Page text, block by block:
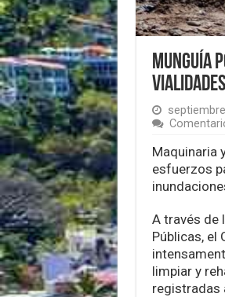
Munguía
Maquinaria
esfuerzos
A través de
Públicas, el
limpiar y
registradas